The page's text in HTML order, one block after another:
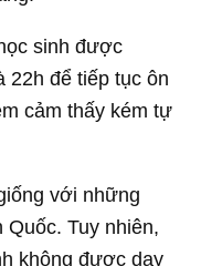
sinh được
22h để tiếp tục ôn
cảm thấy kém tự
với những
Tuy nhiên,
không được dạy